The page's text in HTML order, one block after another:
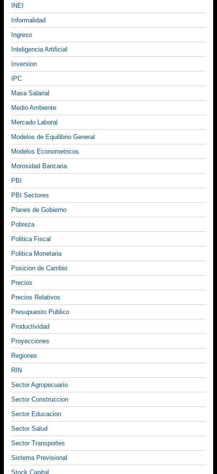
INEI
Informalidad
Ingreso
Inteligencia Artificial
Inversion
IPC
Masa Salarial
Medio Ambiente
Mercado Laboral
Modelos de Equilibrio General
Modelos Econometricos
Morosidad Bancaria
PBI
PBI Sectores
Planes de Gobierno
Pobreza
Politica Fiscal
Politica Monetaria
Posicion de Cambio
Precios
Precios Relativos
Presupuesto Publico
Productividad
Proyecciones
Regiones
RIN
Sector Agropecuario
Sector Construccion
Sector Educacion
Sector Salud
Sector Transportes
Sistema Previsional
Stock Capital